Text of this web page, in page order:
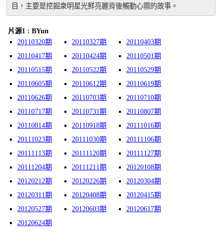
目，主要是挖掘衆明星光鮮亮麗背後觸動心霛的故事。
片源1 : BYun
20110320期
20110327期
20110403期
20110417期
20110424期
20110501期
20110515期
20110522期
20110529期
20110605期
20110612期
20110619期
20110626期
20110703期
20110710期
20110717期
20110731期
20110807期
20110814期
20110918期
20111016期
20111023期
20111030期
20111106期
20111113期
20111120期
20111127期
20111204期
20111211期
20120108期
20120212期
20120226期
20120304期
20120311期
20120408期
20120415期
20120527期
20120603期
20120617期
20120624期